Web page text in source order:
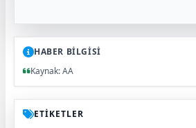
HABER BİLGİSİ
Kaynak: AA
ETİKETLER